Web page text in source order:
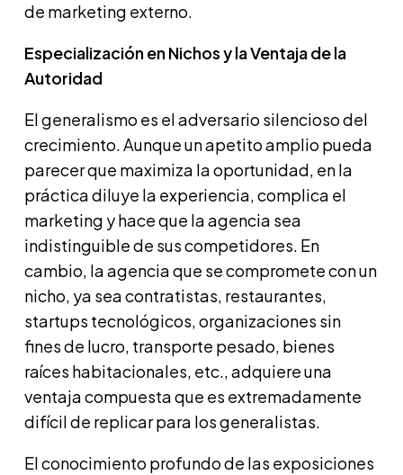
de marketing externo.
Especialización en Nichos y la Ventaja de la
Autoridad
El generalismo es el adversario silencioso del
crecimiento. Aunque un apetito amplio pueda
parecer que maximiza la oportunidad, en la
práctica diluye la experiencia, complica el
marketing y hace que la agencia sea
indistinguible de sus competidores. En
cambio, la agencia que se compromete con un
nicho, ya sea contratistas, restaurantes,
startups tecnológicos, organizaciones sin
fines de lucro, transporte pesado, bienes
raíces habitacionales, etc., adquiere una
ventaja compuesta que es extremadamente
difícil de replicar para los generalistas.
El conocimiento profundo de las exposiciones